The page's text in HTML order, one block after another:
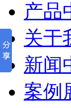
产品
关于
新闻
案例